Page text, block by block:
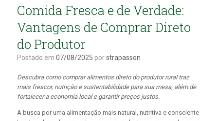
Comida Fresca e de Verdade:
Vantagens de Comprar Direto
do Produtor
Postado em 07/08/2025 porstrapasson
Descubra como comprar alimentos direto do produtor rural traz
mais frescor, nutrição e sustentabilidade para sua mesa, além de
fortalecer a economia local e garantir preços justos.
A busca por uma alimentação mais natural, nutritiva e consciente